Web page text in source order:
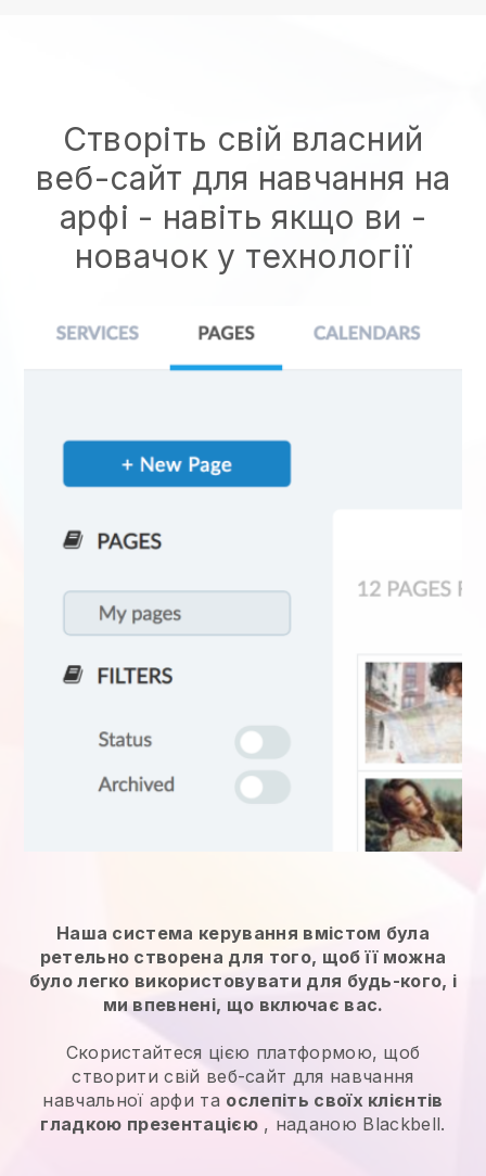
Створіть свій власний
веб-сайт для навчання на
арфі - навіть якщо ви -
новачок у технології
Наша система керування вмістом була
ретельно створена для того, щоб її можна
було легко використовувати для будь-кого, і
ми впевнені, що включає вас.
Скористайтеся цією платформою, щоб
створити свій веб-сайт для навчання
навчальної арфи та ослепіть своїх клієнтів
гладкою презентацією, наданою Blackbell.